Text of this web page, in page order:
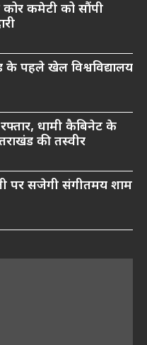
कमेटी को सौंपी
पहले खेल विश्वविद्यालय
धामी कैबिनेट के
की तस्वीर
पर सजेगी संगीतमय शाम